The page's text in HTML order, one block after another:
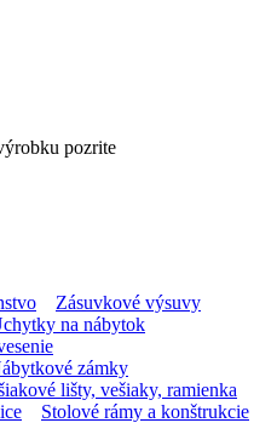
pozrite
Zásuvkové výsuvy
na nábytok
zámky
lišty, vešiaky, ramienka
Stolové rámy a konštrukcie